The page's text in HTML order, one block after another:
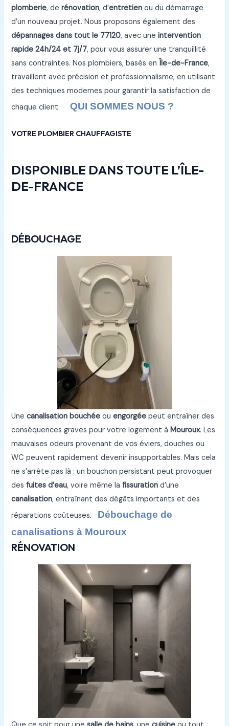
plomberie, derénovation, d’entretien ou du démarrage
d’un nouveau projet. Nous proposons également des
dépannages dans tout le 77120, avec une intervention
rapide 24h/24 et 7j/7, pour vous assurer une tranquillité
sans contraintes. Nos plombiers, basés en Île-de-France,
travaillent avec précision et professionnalisme, en utilisant
des techniques modernes pour garantir la satisfaction de
chaque client.QUI SOMMES NOUS ?
VOTRE PLOMBIER CHAUFFAGISTE
DISPONIBLE DANS TOUTE L’ÎLE-
DE-FRANCE
DÉBOUCHAGE
Unecanalisation bouchée ouengorgée peut entraîner des
conséquences graves pour votre logement àMouroux. Les
mauvaises odeurs provenant de vos éviers, douches ou
WC peuvent rapidement devenir insupportables. Mais cela
ne s’arrête pas là : un bouchon persistant peut provoquer
desfuites d’eau, voire même lafissuration d’une
canalisation, entraînant des dégâts importants et des
réparations coûteuses. Débouchage de
canalisations à Mouroux
RÉNOVATION